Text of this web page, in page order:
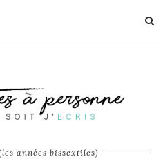
années bissextiles)